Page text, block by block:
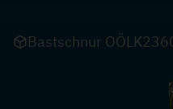
Bastschnur